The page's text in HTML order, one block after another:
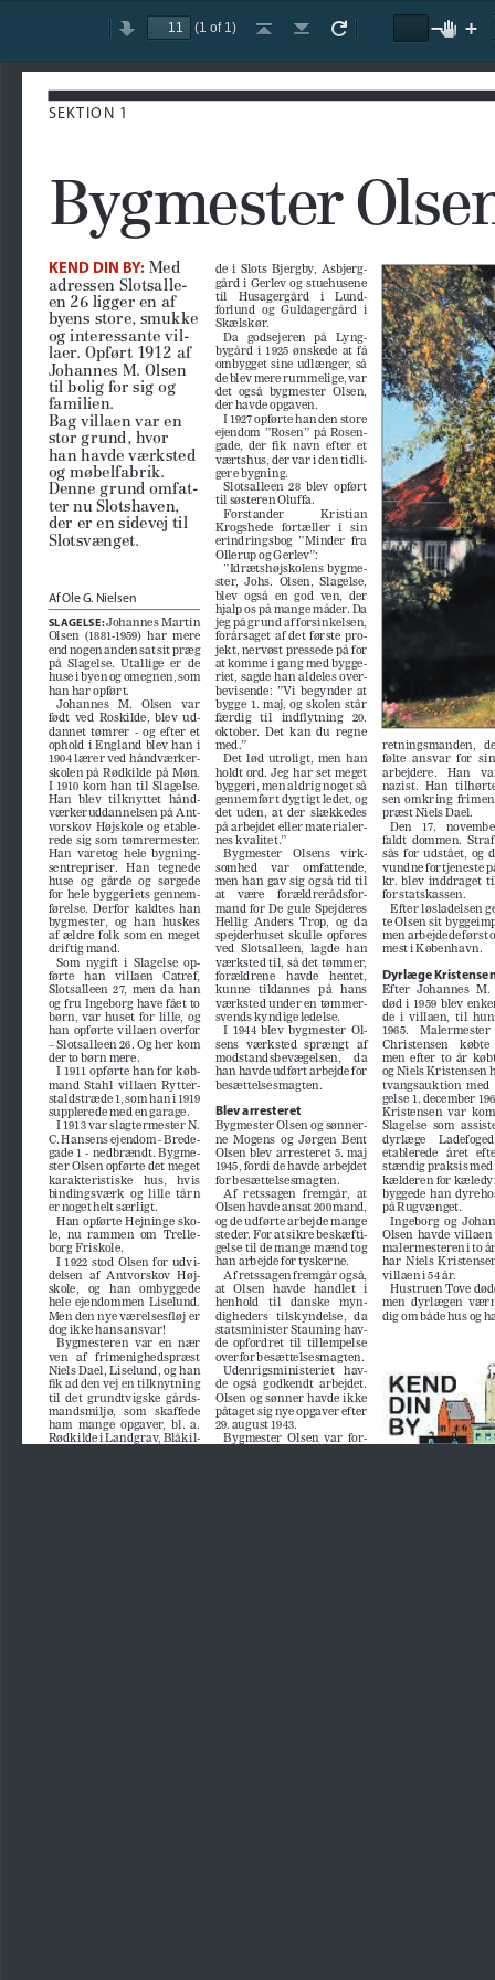
PreviousNext
(1 of 1)
Go
Go
Rotate
Hand
Zoom
SEKTION 1
KEND DIN BY: Med
adressen Slotsalle-
en 26 ligger en af
byens store, smukke
og interessante vil-
laer. Opført 1912 af
Johannes M. Olsen
til bolig for sig og
familien.
Bag villaen var en
stor grund, hvor
han havde værksted
og møbelfabrik.
Denne grund omfat-
ter nu Slotshaven,
der er en sidevej til
Slotsvænget.
Af Ole G. Nielsen
SLAGELSE: Johannes Martin
Olsen  (1881-1959)  har  mere
end nogen anden sat sit præg
på  Slagelse.  Utallige  er  de
huse i byen og omegnen, som
han har opført.
Johannes   M.   Olsen   var
født  ved  Roskilde,  blev  ud-
dannet  tømrer  -  og  efter  et
ophold  i  England  blev  han  i
1904 lærer ved håndværker-
skolen på Rødkilde på Møn.
I  1910  kom  han  til  Slagelse.
Han   blev   tilknyttet   hånd-
værkeruddannelsen på Ant-
vorskov  Højskole  og  etable-
rede  sig  som  tømrermester.
Han  varetog  hele  bygning-
sentrepriser.   Han   tegnede
huse   og   gårde   og   sørgede
for  hele  byggeriets  gennem-
førelse.  Derfor  kaldtes  han
bygmester,   og   han   huskes
af  ældre  folk  som  en  meget
driftig mand.
Som  nygift  i  Slagelse  op-
førte   han   villaen   Catref,
Slotsalleen  27,  men  da  han
og fru Ingeborg have fået to
børn,  var  huset  for  lille,  og
han  opførte  villaen  overfor
– Slotsalleen 26. Og her kom
der to børn mere.
I 1911 opførte han for køb-
mand  Stahl  villaen  Rytter-
staldstræde 1, som han i 1919
supplerede med en garage.
I 1913 var slagtermester N.
C. Hansens ejendom - Brede-
gade 1 - nedbrændt. Bygme-
ster Olsen opførte det meget
karakteristiske    hus,    hvis
bindingsværk  og  lille  tårn
er noget helt særligt.
Han opførte Hejninge sko-
le,  nu  rammen  om  Trelle-
borg Friskole.
I  1922  stod  Olsen  for  udvi-
delsen  af  Antvorskov  Høj-
skole,   og   han   ombyggede
hele  ejendommen  Liselund.
Men den nye værelsesfløj er
dog ikke hans ansvar!
Bygmesteren  var  en  nær
ven   af   frimenighedspræst
Niels Dael, Liselund, og han
fik ad den vej en tilknytning
til  det  grundtvigske  gårds-
mandsmiljø,   som   skaffede
ham  mange  opgaver,  bl.  a.
Rødkilde i Landgrav, Blåkil-
de  i  Slots  Bjergby,  Asbjerg-
gård i Gerlev og stuehusene
til    Husagergård    i    Lund-
forlund  og  Guldagergård  i
Sk æl sk ø r.
Da   godsejeren   på   Lyng-
bygård  i  1925  ønskede  at  få
ombygget sine udlænger, så
de blev mere rummelige, var
det  også  bygmester  Olsen,
der havde opgaven.
I 1927 opførte han den store
ejendom  ”Rosen”  på  Rosen-
gade,  der  fik  navn  efter  et
værtshus, der var i den tidli-
gere bygning.
Slotsalleen  28  blev  opført
til søsteren Oluffa.
Forstander             Kristian
Krogshede   fortæller   i   sin
erindringsbog  ”Minder  fra
Ollerup og Gerlev”:
”Idrætshøjskolens  bygme-
ster,  Johs.  Olsen,  Slagelse,
blev  også  en  god  ven,  der
hjalp os på mange måder. Da
jeg på grund af forsinkelsen,
forårsaget  af  det  første  pro-
jekt, nervøst pressede på for
at komme i gang med bygge-
riet, sagde han aldeles over-
bevisende:  ”Vi  begynder  at
bygge  1.  maj,  og  skolen  står
færdig   til   indflytning   20.
oktober.  Det  kan  du  regne
med.”
Det  lød  utroligt,  men  han
holdt ord. Jeg har set meget
byggeri, men aldrig noget så
gennemført dygtigt ledet, og
det  uden,  at  der  slækkedes
på arbejdet eller materialer-
nes kva l itet .”
Bygmester    Olsens    virk-
somhed     var     omfattende,
men  han  gav  sig  også  tid  til
at    være    forældrerådsfor-
mand  for  De  gule  Spejderes
Hellig  Anders  Trop,  og  da
spejderhuset  skulle  opføres
ved  Slotsalleen,  lagde  han
værksted til, så det tømmer,
forældrene    havde    hentet,
kunne   tildannes   på   hans
værksted under en tømmer-
svends kyndige ledelse.
I  1944  blev  bygmester  Ol-
sens   værksted   sprængt   af
modstandsbevægelsen,     da
han havde udført arbejde for
besættelsesmagten.
Blev arresteret
Bygmester Olsen og sønner-
ne  Mogens  og  Jørgen  Bent
Olsen blev arresteret 5. maj
1945, fordi de havde arbejdet
for besættelsesmagten.
Af  retssagen  fremgår,  at
Olsen havde ansat 200 mand,
og de udførte arbejde mange
steder. For at sikre beskæfti-
gelse til de mange mænd tog
han arbejde for tyskerne.
Af retssagen fremgår også,
at   Olsen   havde   handlet   i
henhold   til   danske   myn-
digheders   tilskyndelse,   da
statsminister Stauning hav-
de  opfordret  til  tillempelse
overfor besættelsesmagten.
Udenrigsministeriet   hav-
de  også  godkendt  arbejdet.
Olsen og sønner havde ikke
påtaget sig nye opgaver efter
29. august 1943.
Bygmester  Olsen  var  for-
retningsmanden,
følte  ansvar  for
arbejdere.    Han
nazist.   Han
sen  omkring
præst Niels Dael.
Den    17.
faldt  dommen.
sås  for  udstået,  og
vundne fortjeneste
kr.  blev  inddraget
for statskassen.
Efter løsladelsen
te Olsen sit
men arbejdede først
mest i København.
Dyrlæge
Efter  Johannes
død  i  1959  blev
de  i  villaen,  til
1965.
Christensen
men  efter  to  år
og Niels Kristensen
tvangsauktion  med
gelse 1. december
Kristensen  var
Slagelse  som
dyrlæge
etablerede   året
stændig praksis
kælderen for
byggede  han
på Rugvænget.
Ingeborg  og
Olsen  havde  villaen
malermesteren i to
har  Niels
villaen i 54 år.
Hustruen Tove
men  dyrlægen
dig om både hus og
Bygmester